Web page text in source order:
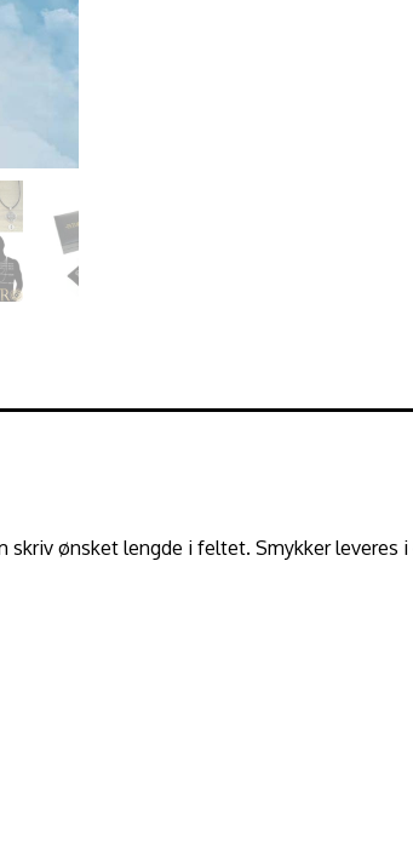
ønsket lengde i feltet. Smykker